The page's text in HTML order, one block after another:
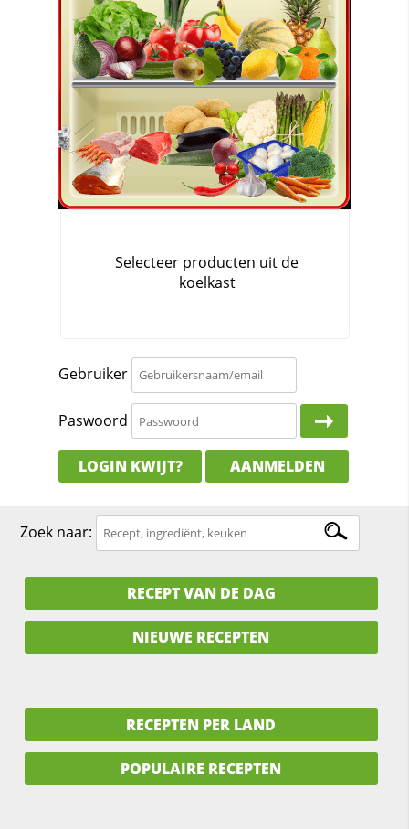
Gebruiker
Paswoord
LOGIN KWIJT? AANMELDEN
Zoek naar:
RECEPT VAN DE DAG
NIEUWE RECEPTEN
RECEPTEN PER LAND
POPULAIRE RECEPTEN